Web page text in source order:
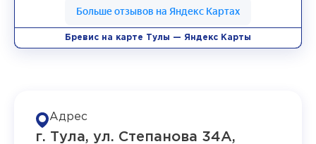
Бревис на карте Тулы — Яндекс Карты
Адрес
г. Тула, ул. Степанова 34А,